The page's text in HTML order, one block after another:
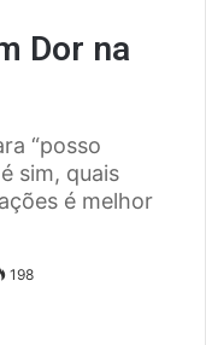
Dor na
“posso
sim, quais
é melhor
198